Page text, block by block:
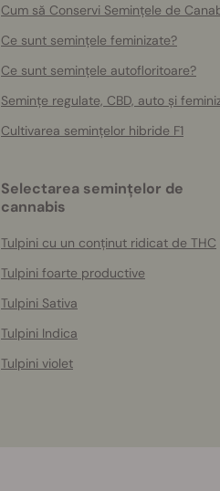
Cum să Conservi Semințele de
Ce sunt semințele feminizate?
Ce sunt semințele autofloritoare?
Semințe regulate, CBD, auto și
Cultivarea semințelor hibride F1
Selectarea semințelor de
cannabis
Tulpini cu un conținut ridicat de THC
Tulpini foarte productive
Tulpini Sativa
Tulpini Indica
Tulpini violet